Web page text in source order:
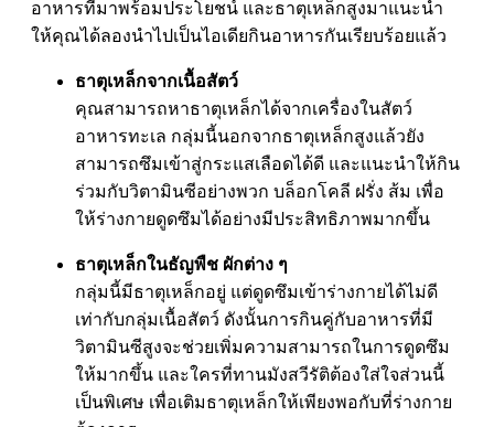
อาหารที่มาพร้อมประโยชน์ และธาตุเหล็กสูงมาแนะนำ
ให้คุณได้ลองนำไปเป็นไอเดียกินอาหารกันเรียบร้อยแล้ว
ธาตุเหล็กจากเนื้อสัตว์
คุณสามารถหาธาตุเหล็กได้จากเครื่องในสัตว์
อาหารทะเล กลุ่มนี้นอกจากธาตุเหล็กสูงแล้วยัง
สามารถซึมเข้าสู่กระแสเลือดได้ดี และแนะนำให้กิน
ร่วมกับวิตามินซีอย่างพวก บล็อกโคลี ฝรั่ง ส้ม เพื่อ
ให้ร่างกายดูดซึมได้อย่างมีประสิทธิภาพมากขึ้น
ธาตุเหล็กในธัญพืช ผักต่าง ๆ
กลุ่มนี้มีธาตุเหล็กอยู่ แต่ดูดซึมเข้าร่างกายได้ไม่ดี
เท่ากับกลุ่มเนื้อสัตว์ ดังนั้นการกินคู่กับอาหารที่มี
วิตามินซีสูงจะช่วยเพิ่มความสามารถในการดูดซึม
ให้มากขึ้น และใครที่ทานมังสวีรัติต้องใส่ใจส่วนนี้
เป็นพิเศษ เพื่อเติมธาตุเหล็กให้เพียงพอกับที่ร่างกาย